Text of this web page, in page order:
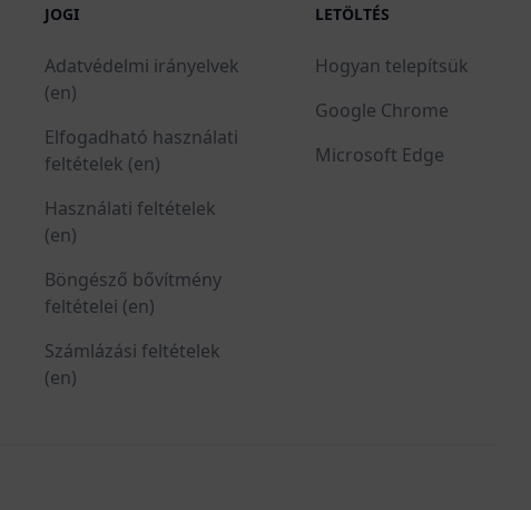
JOGI
Adatvédelmi irányelvek
(en)
Elfogadható használati
feltételek (en)
Használati feltételek
(en)
Böngésző bővítmény
feltételei (en)
Számlázási feltételek
(en)
LETÖLTÉS
Hogyan telepítsük
Google Chrome
Microsoft Edge